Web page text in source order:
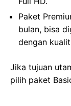
Paket
bulan, bisa
dengan
Jika tujuan
pilih paket